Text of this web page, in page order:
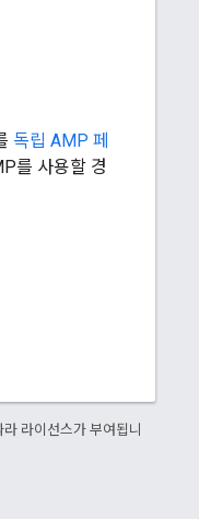
독립 AMP 페
를 사용할 경
라 라이선스가 부여됩니